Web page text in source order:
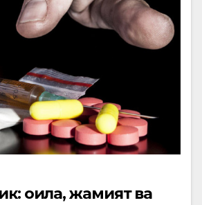
оила, жамият ва